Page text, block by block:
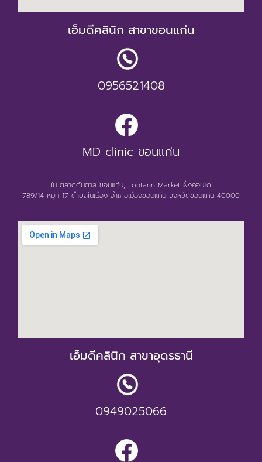
เอ็มดีคลินิก สาขาขอนแก่น
0956521408
MD clinic ขอนแก่น
ใน ตลาดต้นตาล ขอนแก่น, Tontann Market ฝั่งคอนโด
789/14 หมู่ที่ 17 ตำบลในเมือง อำเภอเมืองขอนแก่น จังหวัดขอนแก่น 40000
เอ็มดีคลินิก สาขาอุดรธานี
0949025066